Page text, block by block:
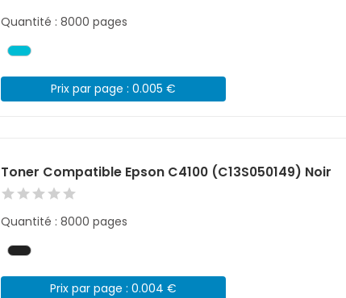
Quantité : 8000 pages
Prix par page : 0.005 €
Toner Compatible Epson C4100 (C13S050149) Noir
Quantité : 8000 pages
Prix par page : 0.004 €